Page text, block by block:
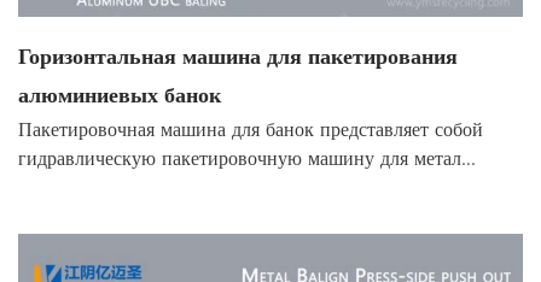
Горизонтальная машина для пакетирования
алюминиевых банок
Пакетировочная машина для банок представляет собой
гидравлическую пакетировочную машину для метал...